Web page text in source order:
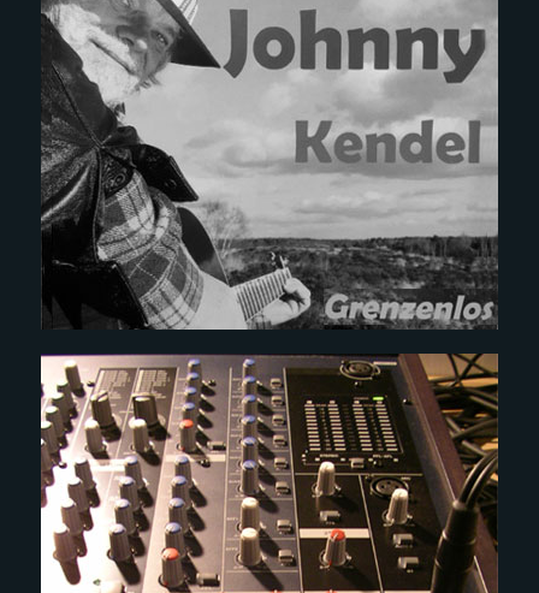
LABEL
CE
EVENTS